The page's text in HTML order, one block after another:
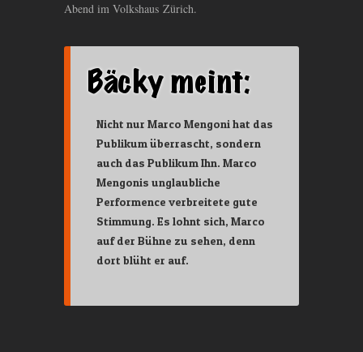
Abend im Volkshaus Zürich.
Nicht nur Marco Mengoni hat das
Publikum überrascht, sondern
auch das Publikum Ihn. Marco
Mengonis unglaubliche
Performence verbreitete gute
Stimmung. Es lohnt sich, Marco
auf der Bühne zu sehen, denn
dort blüht er auf.